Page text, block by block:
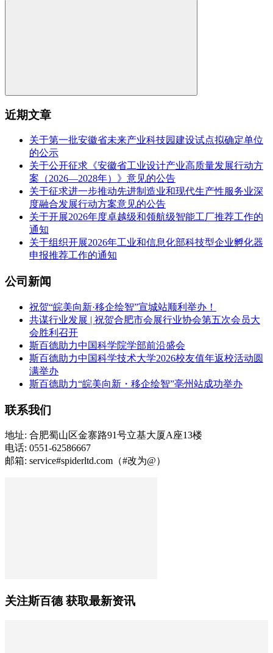
近期文章
关于第一批安徽省未来产业科技园建设试点拟确定单位
的公示
关于公开征求《安徽省工业设计产业高质量发展行动方
案（2026—2028年）》意见的公告
关于征求进一步推动先进制造业和现代生产性服务业深
度融合发展行动方案意见的公告
关于开展2026年度卓越级和领航级智能工厂推荐工作的
通知
关于组织开展2026年工业和信息化部科技型企业孵化器
申报推荐工作的通知
公司新闻
祝贺“皖美向新·移企绘智”宣城站顺利举办！
共谋行业发展 | 祝贺合肥市会展行业协会第五次会员大
会胜利召开
斯百德助力中国科学院学部前沿盛会
斯百德助力中国科学技术大学2026校友值年返校活动圆
满举办
斯百德助力“皖美向新・移企绘智”亳州站成功举办
联系我们
地址: 合肥蜀山区金寨路91号立基大厦A座13楼
电话: 0551-62586667
邮箱: service#spiderltd.com（#改为@）
关注斯百德 获取最新资讯